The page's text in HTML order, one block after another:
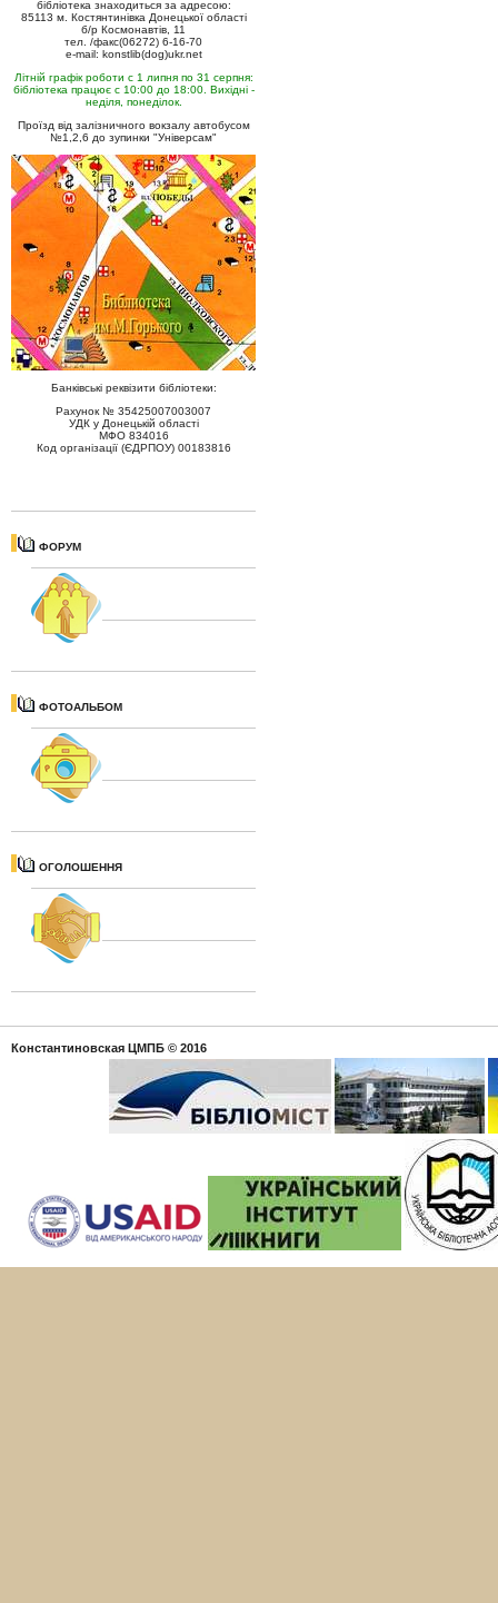
бібліотека знаходиться за адресою:
85113 м. Костянтинівка Донецької області
б/р Космонавтів, 11
тел. /факс(06272) 6-16-70
e-mail: konstlib(dog)ukr.net
Літній графік роботи с 1 липня по 31 серпня:
бібліотека працює с 10:00 до 18:00. Вихідні -
неділя, понеділок.
Проїзд від залізничного вокзалу автобусом
№1,2,6 до зупинки "Універсам"
Банківські реквізити бібліотеки:
Рахунок № 35425007003007
УДК у Донецькій області
МФО 834016
Код організації (ЄДРПОУ) 00183816
ФОРУМ
ФОТОАЛЬБОМ
ОГОЛОШЕННЯ
Константиновская ЦМПБ © 2016